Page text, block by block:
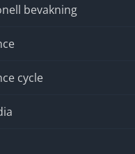
bevakning
cycle